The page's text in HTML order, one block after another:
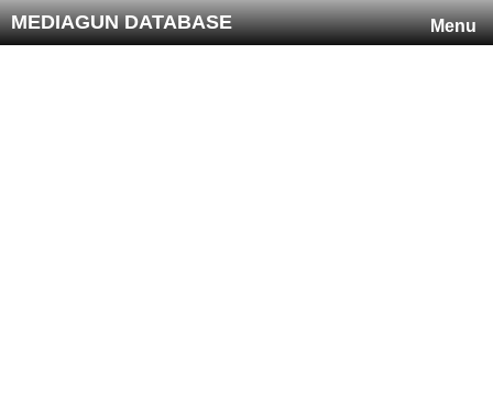
Menu
MEDIAGUN DATABASE